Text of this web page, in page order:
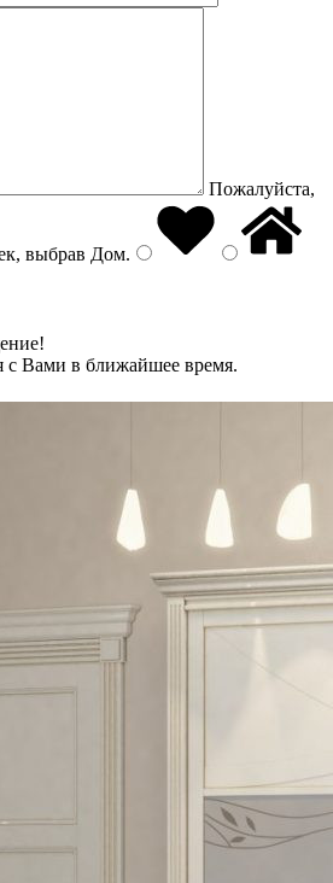
Пожалуйста,
выбрав Дом.
с Вами в ближайшее время.